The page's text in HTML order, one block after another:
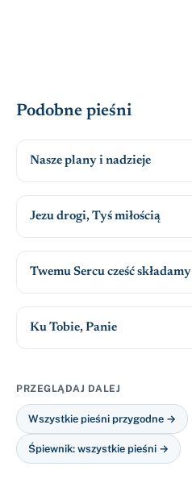
Podobne pieśni
Nasze plany i nadzieje
Jezu drogi, Tyś miłością
Twemu Sercu cześć składamy
Ku Tobie, Panie
PRZEGLĄDAJ DALEJ
Wszystkie pieśni przygodne →
Śpiewnik: wszystkie pieśni →